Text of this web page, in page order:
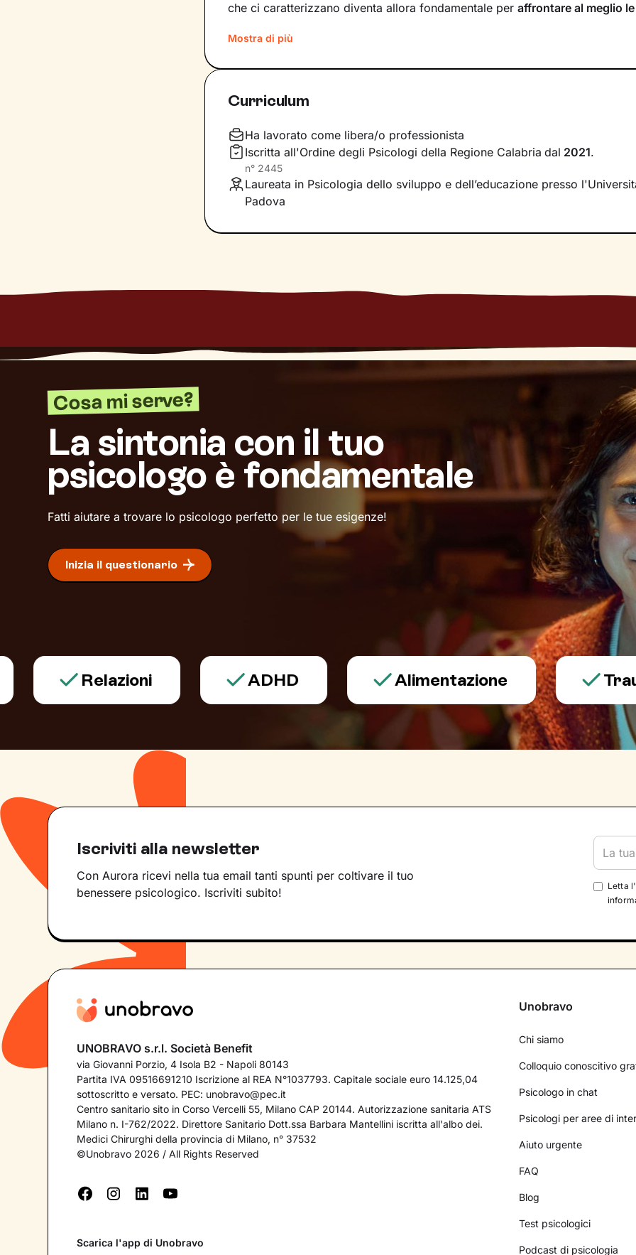
che ci caratterizzano diventa allora fondamentale per affrontare al meglio
storia personale fino ai bisogni e alle emozioni che percepisci in questo
le tue potenzialità
Forte di questa nuova consapevolezza potrai mettere in pratica
specifici,coerenti con le tue necessità, che individueremo insieme mano a
cammino procede. L’obiettivo del nostro lavoro? Andare a
competenze per permetterti di raggiungere i traguardi di vita che ti poni.
Mostra di più
Curriculum
Ha lavorato come libera/o professionista
Iscritta all'Ordine degli Psicologi della Regione Calabria dal 2021.
n° 2445
Laureata in Psicologia dello sviluppo e dell’educazione presso
Padova
Cosa mi serve?
La sintonia con il tuo
psicologo è fondamentale
Fatti aiutare a trovare lo psicologo perfetto per le tue esigenze!
Inizia il questionario
Relazioni ADHD Alimentazione Trauma
Iscriviti alla newsletter
Con Aurora ricevi nella tua email tanti spunti per coltivare il tuo
benessere psicologico. Iscriviti subito!
Letta l'
UNOBRAVO s.r.l. Società Benefit
via Giovanni Porzio, 4 Isola B2 - Napoli 80143
Partita IVA 09516691210 Iscrizione al REA N°1037793. Capitale sociale euro 14.125,04
sottoscritto e versato. PEC: unobravo@pec.it
Centro sanitario sito in Corso Vercelli 55, Milano CAP 20144. Autorizzazione sanitaria ATS
Milano n. I-762/2022. Direttore Sanitario Dott.ssa Barbara Mantellini iscritta all'albo dei.
Medici Chirurghi della provincia di Milano, n° 37532
©Unobravo 2026 / All Rights Reserved
Scarica l'app di Unobravo
Unobravo
Chi siamo
Colloquio conoscitivo
Psicologo in chat
Psicologi per aree di
Aiuto urgente
FAQ
Blog
Test psicologici
Podcast di psicologia